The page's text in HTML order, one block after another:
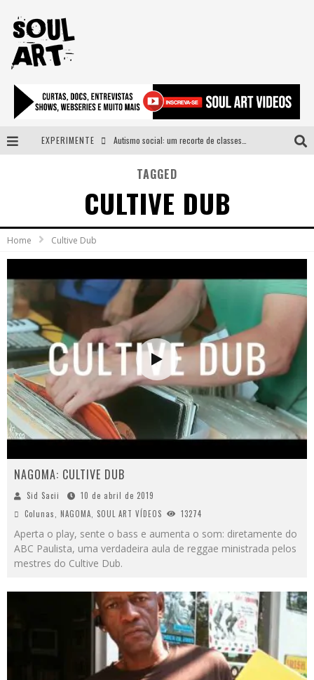
EXPERIMENTE
A subida da rampa é diferente!
Faça o bem! Mas, sem olhar a quem!?
Novo single de Arnaldo Tifu, “De Testa” explora brasilidade em sons, cores e símbolos
TAGGED
CULTIVE DUB
Home Cultive Dub
NAGOMA: CULTIVE DUB
Sid Sacii
10 de abril de 2019
Colunas, NAGOMA, SOUL ART VÍDEOS 13274
Aperta o play, sente o bass e aumenta o som: diretamente do
ABC Paulista, uma verdadeira aula de reggae ministrada pelos
mestres do Cultive Dub.